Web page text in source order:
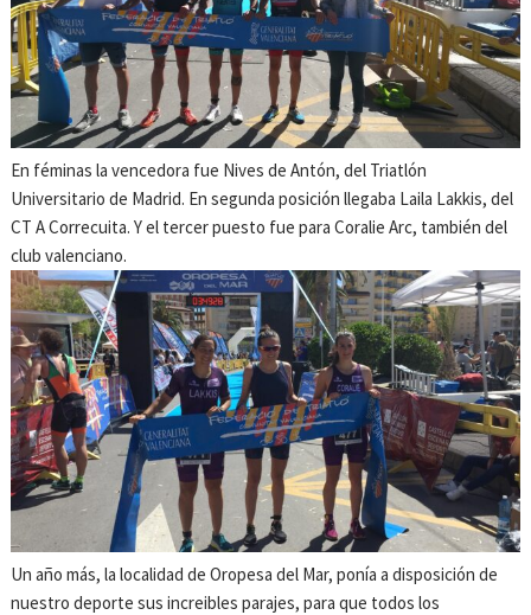
En féminas la vencedora fue Nives de Antón, del Triatlón
Universitario de Madrid. En segunda posición llegaba Laila Lakkis, del
CT A Correcuita. Y el tercer puesto fue para Coralie Arc, también del
club valenciano.
Un año más, la localidad de Oropesa del Mar, ponía a disposición de
nuestro deporte sus increibles parajes, para que todos los